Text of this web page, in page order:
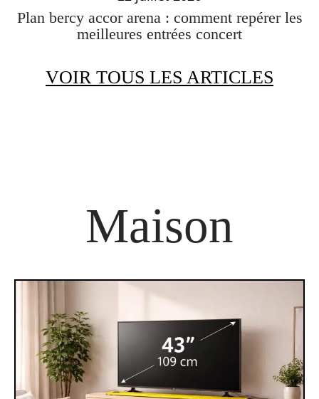
Plan bercy accor arena : comment repérer les
meilleures entrées concert
VOIR TOUS LES ARTICLES
Maison